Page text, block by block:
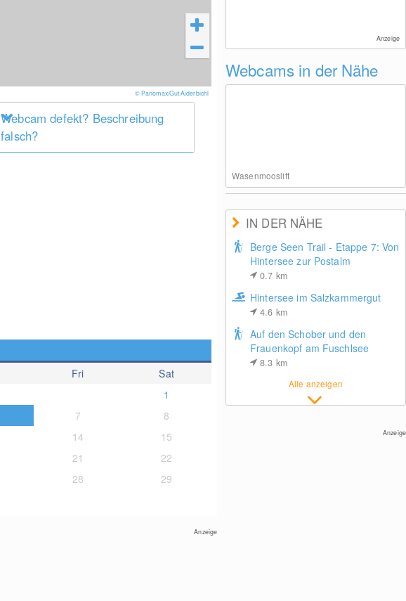
© Panomax/Gut Aiderbichl
Webcam defekt? Beschreibung
falsch?
Fri
Sat
1
7
8
14
15
21
22
28
29
Anzeige
Anzeige
Webcams in der Nähe
Wasenmooslift
IN DER NÄHE
Berge Seen Trail - Etappe 7: Von
Hintersee zur Postalm
0.7 km
Hintersee im Salzkammergut
4.6 km
Auf den Schober und den
Frauenkopf am Fuschlsee
8.3 km
Alle anzeigen
Anzeige